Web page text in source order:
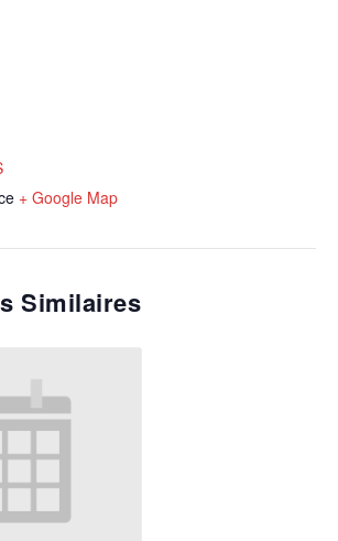
+ Google Map
Similaires